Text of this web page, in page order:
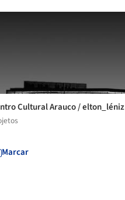
Cultural Arauco / elton_léniz
Marcar